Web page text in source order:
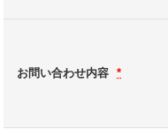
お問い合わせ内容 *